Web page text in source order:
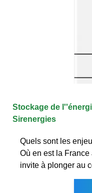
Stockage de
Sirenergies
Quels sont les
Où en est la
invite à plonger au